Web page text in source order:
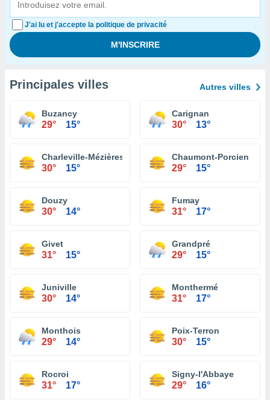
J'ai lu et j'accepte la politique de privacité
Principales villes Autres villes
Buzancy
29° 15°
Carignan
30° 13°
Charleville-Mézières
30° 15°
Chaumont-Porcien
29° 15°
Douzy
30° 14°
Fumay
31° 17°
Givet
31° 15°
Grandpré
29° 15°
Juniville
30° 14°
Monthermé
31° 17°
Monthois
29° 14°
Poix-Terron
30° 15°
Rocroi
31° 17°
Signy-l'Abbaye
29° 16°